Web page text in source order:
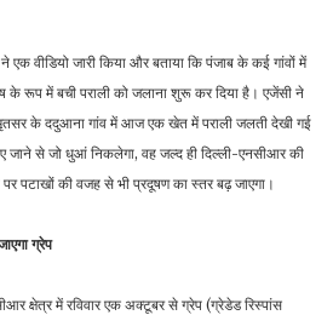
वीडियो जारी किया और बताया कि पंजाब के कई गांवों में
रूप में बची पराली को जलाना शुरू कर दिया है। एजेंसी ने
के ददुआना गांव में आज एक खेत में पराली जलती देखी गई
जाने से जो धुआं निकलेगा, वह जल्द ही दिल्ली-एनसीआर की
पटाखों की वजह से भी प्रदूषण का स्तर बढ़ जाएगा।
ग्रेप
क्षेत्र में रविवार एक अक्टूबर से ग्रेप (ग्रेडेड रिस्पांस